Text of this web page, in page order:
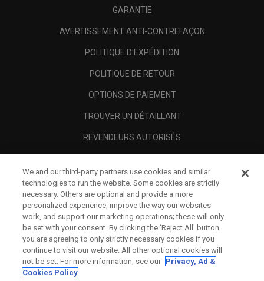
GARANTIE
AVERTISSEMENT ANTI-CONTREFAÇON
POLITIQUE D'EXPÉDITION
POLITIQUE DE RETOUR
OPTIONS DE PAIEMENT
TROUVER UN DÉTAILLANT
REVENDEURS AUTORISÉS
A PROPOS
MENTIONS LÉGALES
We and our third-party partners use cookies and similar
technologies to run the website. Some cookies are strictly
necessary. Others are optional and provide a more
personalized experience, improve the way our websites
work, and support our marketing operations; these will only
be set with your consent. By clicking the ‘Reject All' button
you are agreeing to only strictly necessary cookies if you
continue to visit our website. All other optional cookies will
not be set. For more information, see our Privacy, Ad &
Cookies Policy